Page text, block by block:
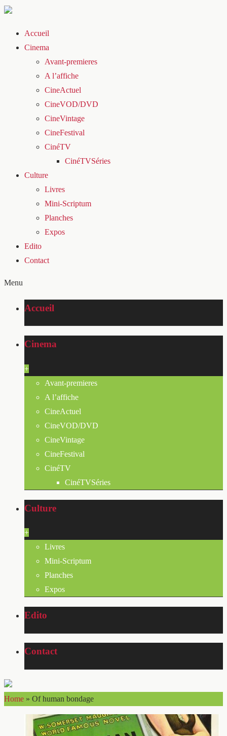
Accueil
Cinema
Avant-premieres
A l’affiche
CineActuel
CineVOD/DVD
CineVintage
CineFestival
CinéTV
CinéTVSéries
Culture
Livres
Mini-Scriptum
Planches
Expos
Edito
Contact
Menu
Accueil
Cinema
+
Avant-premieres
A l’affiche
CineActuel
CineVOD/DVD
CineVintage
CineFestival
CinéTV
CinéTVSéries
Culture
+
Livres
Mini-Scriptum
Planches
Expos
Edito
Contact
Home » Of human bondage